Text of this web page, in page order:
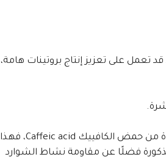
تعمل على تعزيز إنتاج بروتينات هامة،
تعود فوائد القهوة للبشرة في هذا الصدد في الغالب لمحتوى القهوة من حمض الكافييك Caffeic acid، فهذا
فضلًا عن مقاومة نشاط الشوارد